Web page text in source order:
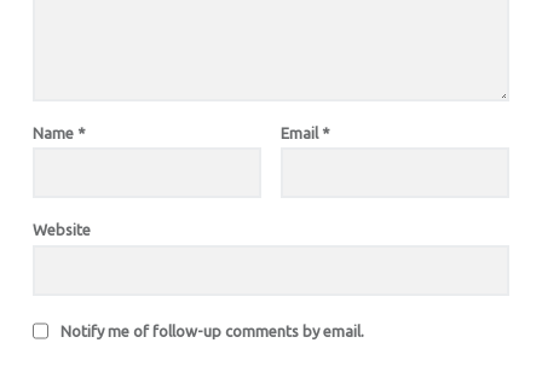
Name * Email *
Website
Notify me of follow-up comments by email.